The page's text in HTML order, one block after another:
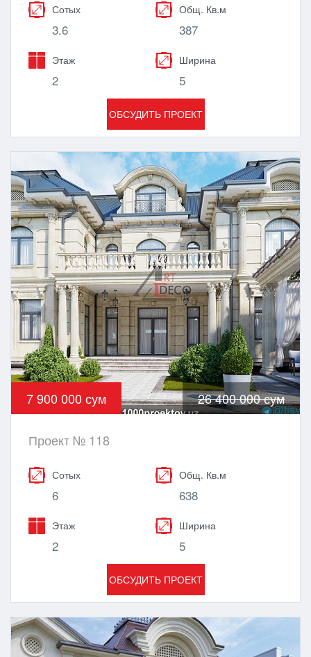
Сотых
3.6
Общ. Кв.м
387
Этаж
2
Ширина
5
ОБСУДИТЬ ПРОЕКТ
7 900 000 сум 26 400 000 сум
Проект № 118
Сотых
6
Общ. Кв.м
638
Этаж
2
Ширина
5
ОБСУДИТЬ ПРОЕКТ